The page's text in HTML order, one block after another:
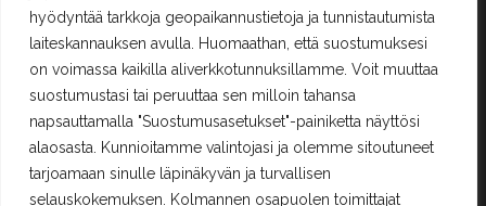
hyödyntää tarkkoja geopaikannustietoja ja tunnistautumista
laiteskannauksen avulla. Huomaathan, että suostumuksesi
on voimassa kaikilla aliverkkotunnuksillamme. Voit muuttaa
suostumustasi tai peruuttaa sen milloin tahansa
napsauttamalla "Suostumusasetukset"-painiketta näyttösi
alaosasta. Kunnioitamme valintojasi ja olemme sitoutuneet
tarjoamaan sinulle läpinäkyvän ja turvallisen
selauskokemuksen. Kolmannen osapuolen toimittajat
Yhteystiedot
Erä-Lindroos Oy
Mustamäenkatu 72
15610 Lahti
Puh.(03) 7525 696
PALVELEMME TOISTAISEKSI KE - PE 12 - 17
TERVETULOA!